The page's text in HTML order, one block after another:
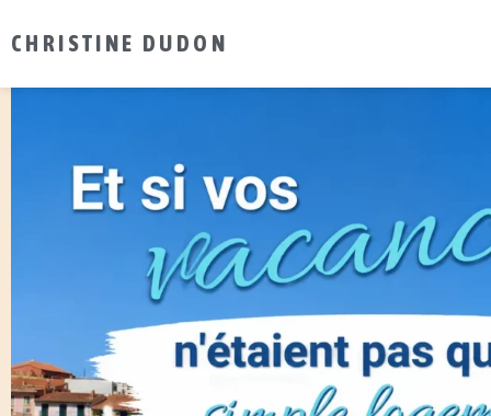
CHRISTINE DUDON